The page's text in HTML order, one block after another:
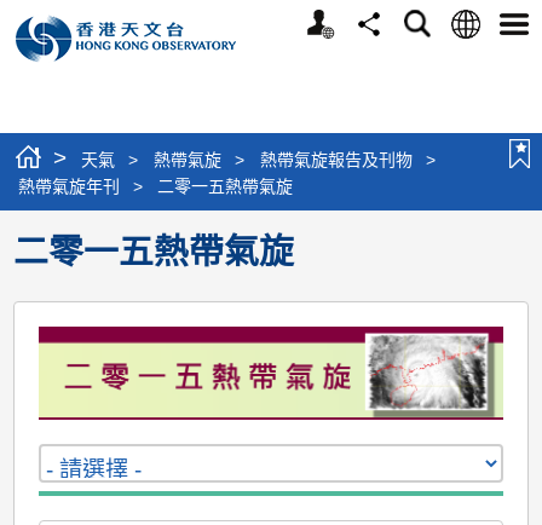
個
分
搜
語
選
> 天氣 > 熱帶氣旋 > 熱帶氣旋報告及刊物
>
熱帶氣旋年刊
> 二零一五熱帶氣旋
二零一五熱帶氣旋